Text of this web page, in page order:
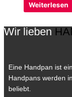
Weiterlesen
Wir lieben
Eine Handpan ist
Handpans werden
beliebt.